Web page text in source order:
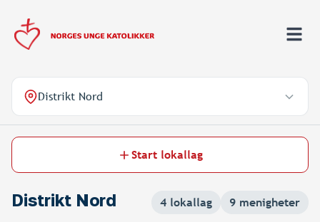
Finn lokallag
Distrikt Nord
Start lokallag
Distrikt Nord 4 lokallag 9 menigheter